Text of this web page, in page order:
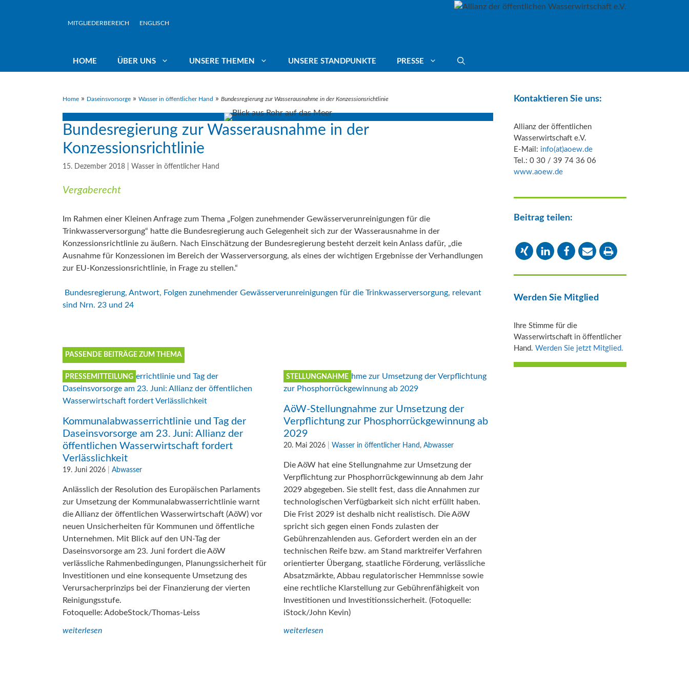
MITGLIEDERBEREICH ENGLISCH
HOME ÜBER UNS
Veranstaltungen Landesbeauftragte
UNSERE THEMEN
Hand
Liberalisierung – Privatisierung:
Nein Danke!
Rekommunalisierung
Interkommunale Zusammenarbeit
Menschenrecht auf Wasser
Daseinsvorsorge
Vorrang für Trinkwasser
Aktuelle Beiträge zum Thema
Umweltschutz
Aktuelle Beiträge zum Thema
„Best Practice“
UNSERE STANDPUNKTE PRESSE
Home » Daseinsvorsorge » Wasser in öffentlicher Hand » Bundesregierung zur Wasserausnahme in der Konzessionsrichtlinie
Bundesregierung zur Wasserausnahme in der
Konzessionsrichtlinie
15. Dezember 2018 Wasser in öffentlicher Hand
Vergaberecht
Im Rahmen einer Kleinen Anfrage zum Thema „Folgen zunehmender Gewässerverunreinigungen für die
Trinkwasserversorgung“ hatte die Bundesregierung auch Gelegenheit sich zur der Wasserausnahme in der
Konzessionsrichtlinie zu äußern. Nach Einschätzung der Bundesregierung besteht derzeit kein Anlass dafür, „die
Ausnahme für Konzessionen im Bereich der Wasserversorgung, als eines der wichtigen Ergebnisse der Verhandlungen
zur EU-Konzessionsrichtlinie, in Frage zu stellen.“
Bundesregierung, Antwort, Folgen zunehmender Gewässerverunreinigungen für die Trinkwasserversorgung, relevant
sind Nrn. 23 und 24
PASSENDE BEITRÄGE ZUM THEMA
PRESSEMITTEILUNG
Kommunalabwasserrichtlinie und Tag der
Daseinsvorsorge am 23. Juni: Allianz der
öffentlichen Wasserwirtschaft fordert
Verlässlichkeit
19. Juni 2026 Abwasser
Anlässlich der Resolution des Europäischen Parlaments
zur Umsetzung der Kommunalabwasserrichtlinie warnt
die Allianz der öffentlichen Wasserwirtschaft (AöW) vor
neuen Unsicherheiten für Kommunen und öffentliche
Unternehmen. Mit Blick auf den UN-Tag der
Daseinsvorsorge am 23. Juni fordert die AöW
verlässliche Rahmenbedingungen, Planungssicherheit für
Investitionen und eine konsequente Umsetzung des
Verursacherprinzips bei der Finanzierung der vierten
Reinigungsstufe.
Fotoquelle: AdobeStock/Thomas-Leiss
weiterlesen
STELLUNGNAHME
AöW-Stellungnahme zur Umsetzung der
Verpflichtung zur Phosphorrückgewinnung ab
2029
20. Mai 2026 Wasser in öffentlicher Hand , Abwasser
Die AöW hat eine Stellungnahme zur Umsetzung der
Verpflichtung zur Phosphorrückgewinnung ab dem Jahr
2029 abgegeben. Sie stellt fest, dass die Annahmen zur
technologischen Verfügbarkeit sich nicht erfüllt haben.
Die Frist 2029 ist deshalb nicht realistisch. Die AöW
spricht sich gegen einen Fonds zulasten der
Gebührenzahlenden aus. Gefordert werden ein an der
technischen Reife bzw. am Stand marktreifer Verfahren
orientierter Übergang, staatliche Förderung, verlässliche
Absatzmärkte, Abbau regulatorischer Hemmnisse sowie
eine rechtliche Klarstellung zur Gebührenfähigkeit von
Investitionen und Investitionssicherheit. (Fotoquelle:
iStock/John Kevin)
weiterlesen
Kontaktieren Sie uns:
Allianz der öffentlichen
Wasserwirtschaft e.V.
E-Mail: info(at)aoew.de
Tel.: 0 30 / 39 74 36 06
www.aoew.de
Beitrag teilen:
Werden Sie Mitglied
Ihre Stimme für die
Wasserwirtschaft in öffentlicher
Hand. Werden Sie jetzt Mitglied.